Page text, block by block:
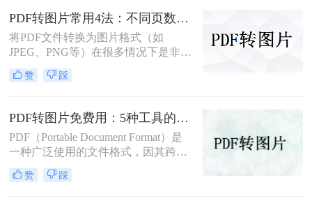
PNG，可能更为实用，比如制作演示
文稿、社交媒体分享或整合进其他图
文混排的设计中。那么pdf如何转成图
片呢？本文将详细介绍将PDF文件转
换为图片的多种方法，帮助你轻松完
成这一任务。
PDF转图片常用4法：不同页数文档的最优转换路径！
将PDF文件转换为图片格式（如
JPEG、PNG等）在很多情况下是非常
有用的，比如当你需要在网络上分享
文档的一部分内容，或者想要快速查
那么pdf如何转换成图片呢？本文将介
绍几种常用的PDF转图片的方法。
赞 踩
PDF转图片免费用：5种工具的文件限制和输出质量对比！
PDF（Portable Document Format）是
一种广泛使用的文件格式，因其跨平
台、保持文档格式不变的特点而受到
用户的喜爱。但在某些情况下，我们
赞 踩